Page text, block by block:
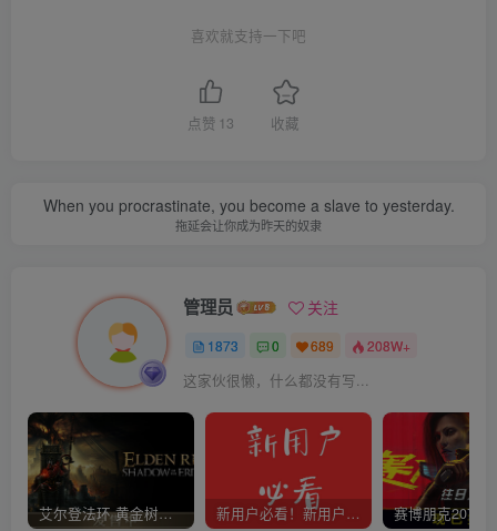
喜欢就支持一下吧
点赞 13 收藏
When you procrastinate, you become a slave to yesterday.
拖延会让你成为昨天的奴隶
管理员 关注
1873 0 689 208W+
这家伙很懒，什么都没有写...
艾尔登法环 黄金树幽影 新用户必看！新用户必看！新用户必看！！！